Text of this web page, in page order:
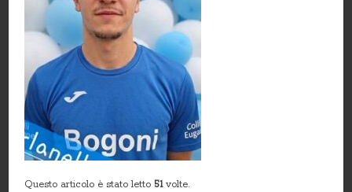
Questo articolo è stato letto 51volte.